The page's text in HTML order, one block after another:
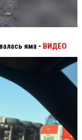
яма - ВИДЕО